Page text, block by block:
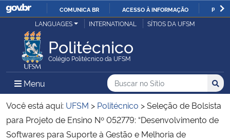
IR
O
COMUNICA BR ACESSO À INFORMAÇÃO
Ministério da Justiça e Segurança Pública
Ministério da Defesa
Ministério das Relações Exteriores
Ministério da Economia
LANGUAGES INTERNATIONAL SÍTIOS DA UFSM
Politécnico
Colégio Politécnico da UFSM
Menu Menu Principal do Sítio
Busca
Buscar no no Sítio
Busca:
Você está aqui: UFSM > Politécnico >Seleção de Bolsista
para Projeto de Ensino Nº 052779: “Desenvolvimento de
Softwares para Suporte à Gestão e Melhoria de